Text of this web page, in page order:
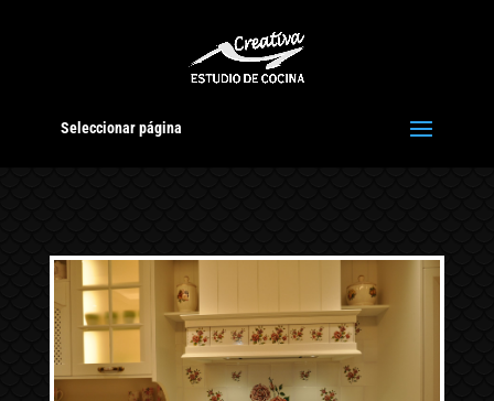
Seleccionar página